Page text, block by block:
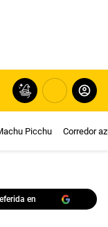
Picchu Corredor
en